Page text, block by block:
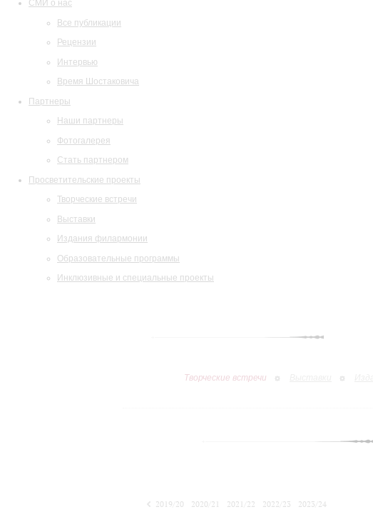
СМИ о нас
Все публикации
Рецензии
Интервью
Время Шостаковича
Партнеры
Наши партнеры
Фотогалерея
Стать партнером
Просветительские проекты
Творческие встречи
Выставки
Издания филармонии
Образовательные программы
Инклюзивные и специальные проекты
Творческие встречи
2019/20 2020/21 2021/22 2022/23
2023/24